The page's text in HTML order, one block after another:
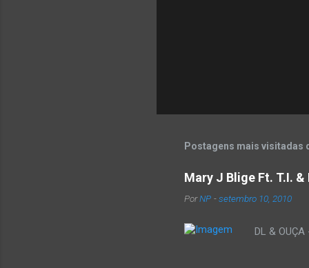
Postagens mais visitadas
Mary J Blige Ft. T.I. &
PorNP -setembro 10, 2010
DL &